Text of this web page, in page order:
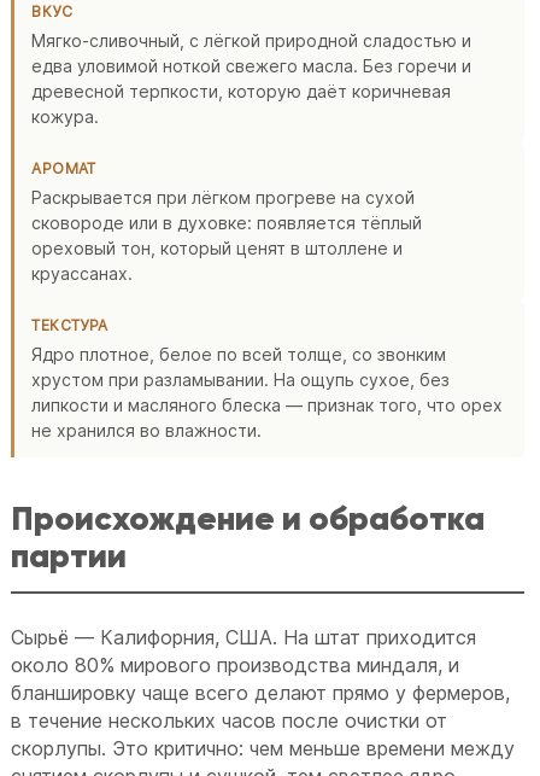
ВКУС
Мягко-сливочный, с лёгкой природной сладостью и
едва уловимой ноткой свежего масла. Без горечи и
древесной терпкости, которую даёт коричневая
кожура.
АРОМАТ
Раскрывается при лёгком прогреве на сухой
сковороде или в духовке: появляется тёплый
ореховый тон, который ценят в штоллене и
круассанах.
ТЕКСТУРА
Ядро плотное, белое по всей толще, со звонким
хрустом при разламывании. На ощупь сухое, без
липкости и масляного блеска — признак того, что орех
не хранился во влажности.
Происхождение и обработка
партии
Сырьё — Калифорния, США. На штат приходится
около 80% мирового производства миндаля, и
бланшировку чаще всего делают прямо у фермеров,
в течение нескольких часов после очистки от
скорлупы. Это критично: чем меньше времени между